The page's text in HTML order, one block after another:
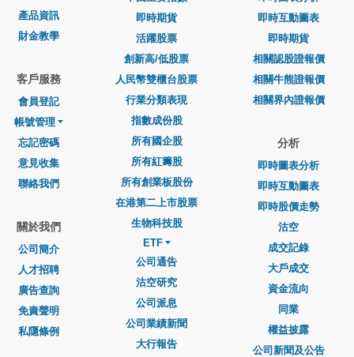
產品資訊
財金教學
客戶服務
會員登記
帳號管理
忘記密碼
意見收集
聯絡我們
關於我們
公司簡介
人才招聘
廣告查詢
免責聲明
私隱條例
即時期貨
活躍股票
創新高/低股票
人民幣雙櫃台股票
行業分類表現
指數成份股
所有國企股
所有紅籌股
所有創業板股份
在港第二上市股票
生物科技股
ETF
公司通告
沽空研究
公司派息
公司業績新聞
大行報告
即時互動圖表
即時期貨
相關認股證報價
相關牛熊證報價
相關界內證報價
分析
即時圖表分析
即時互動圖表
即時股價走勢
沽空
成交記錄
大戶成交
資金流向
同業
權益披露
公司新聞及公告